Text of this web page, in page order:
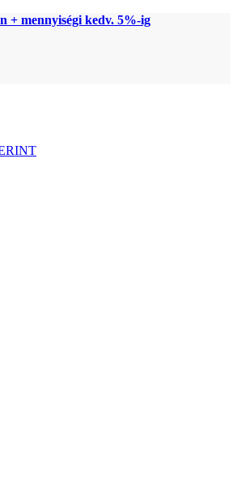
+ mennyiségi kedv. 5%-ig